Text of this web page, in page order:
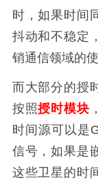
时，如果时间
抖动和不稳定
销通信领域的使
而大部分的授
按照授时模块
时间源可以是
信号，如果是
这些卫星的时